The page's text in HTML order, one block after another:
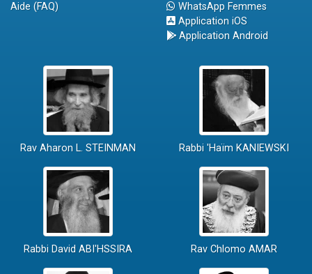
Aide (FAQ)
WhatsApp Femmes
Application iOS
Application Android
Rav Aharon L. STEINMAN Rabbi 'Haïm KANIEWSKI
Rabbi David ABI'HSSIRA Rav Chlomo AMAR